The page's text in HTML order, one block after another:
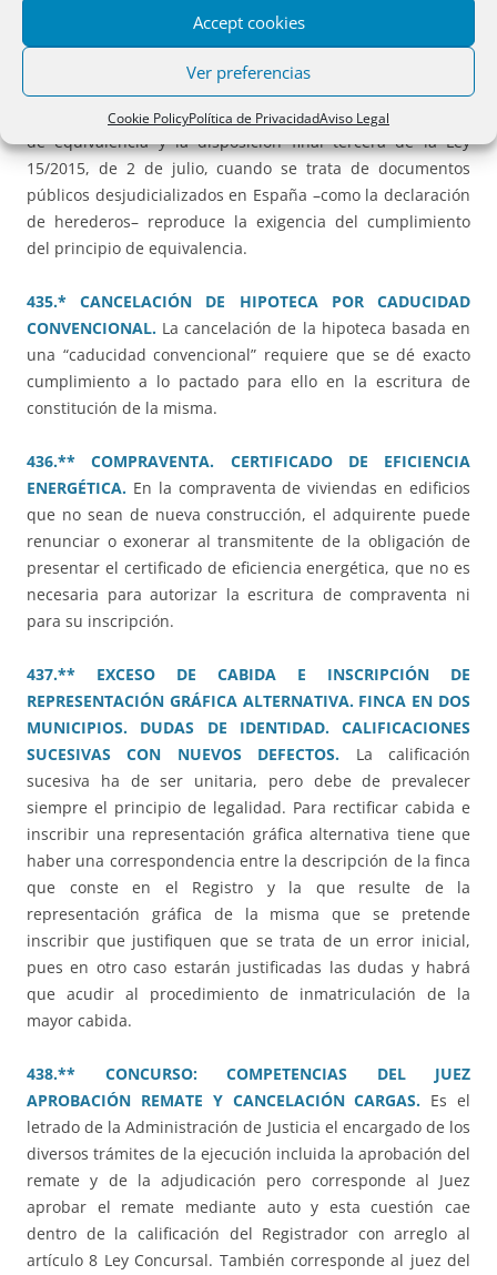
Accept cookies
Ver preferencias
Cookie PolicyPolítica de PrivacidadAviso Legal
FRANCÉS. TÍTULO SUCESORIO.Es preciso el juicio del
notario sobre el título sucesorio, a los efectos del artículo
14 de la Ley Hipotecaria. La Ley 29/2015, de 30 de junio
exige en sus artículos 56 y 60 el cumplimiento del principio
de equivalencia y la disposición final tercera de la Ley
15/2015, de 2 de julio, cuando se trata de documentos
públicos desjudicializados en España –como la declaración
de herederos– reproduce la exigencia del cumplimiento
del principio de equivalencia.
435.* CANCELACIÓN DE HIPOTECA POR CADUCIDAD
CONVENCIONAL. La cancelación de la hipoteca basada en
una “caducidad convencional” requiere que se dé exacto
cumplimiento a lo pactado para ello en la escritura de
constitución de la misma.
436.** COMPRAVENTA. CERTIFICADO DE EFICIENCIA
ENERGÉTICA. En la compraventa de viviendas en edificios
que no sean de nueva construcción, el adquirente puede
renunciar o exonerar al transmitente de la obligación de
presentar el certificado de eficiencia energética, que no es
necesaria para autorizar la escritura de compraventa ni
para su inscripción.
437.** EXCESO DE CABIDA E INSCRIPCIÓN DE
REPRESENTACIÓN GRÁFICA ALTERNATIVA. FINCA EN DOS
MUNICIPIOS. DUDAS DE IDENTIDAD. CALIFICACIONES
SUCESIVAS CON NUEVOS DEFECTOS. La calificación
sucesiva ha de ser unitaria, pero debe de prevalecer
siempre el principio de legalidad. Para rectificar cabida e
inscribir una representación gráfica alternativa tiene que
haber una correspondencia entre la descripción de la finca
que conste en el Registro y la que resulte de la
representación gráfica de la misma que se pretende
inscribir que justifiquen que se trata de un error inicial,
pues en otro caso estarán justificadas las dudas y habrá
que acudir al procedimiento de inmatriculación de la
mayor cabida.
438.** CONCURSO: COMPETENCIAS DEL JUEZ
APROBACIÓN REMATE Y CANCELACIÓN CARGAS. Es el
letrado de la Administración de Justicia el encargado de los
diversos trámites de la ejecución incluida la aprobación del
remate y de la adjudicación pero corresponde al Juez
aprobar el remate mediante auto y esta cuestión cae
dentro de la calificación del Registrador con arreglo al
artículo 8 Ley Concursal. También corresponde al juez del